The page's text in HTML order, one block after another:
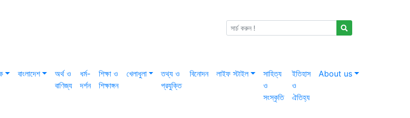
বাংলাদেশ
অর্থ ও
বাণিজ্য
ধর্ম-
দর্শন
শিক্ষা ও
শিক্ষাঙ্গন
খেলাধুলা
তথ্য ও
প্রযুক্তি
বিনোদন লাইফ স্টাইল
সাহিত্য
ও
সংস্কৃতি
ইতিহাস
ও
ঐতিহ্য
About us